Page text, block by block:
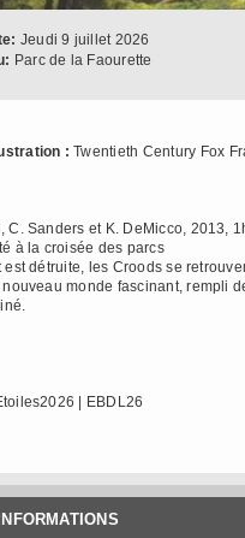
Jeudi 9 juillet 2026
Parc de la Faourette
: Twentieth Century Fox
C. Sanders et K. DeMicco, 2013,
à la croisée des parcs
détruite, les Croods se
monde fascinant, rempli
| EBDL26
INFORMATIONS